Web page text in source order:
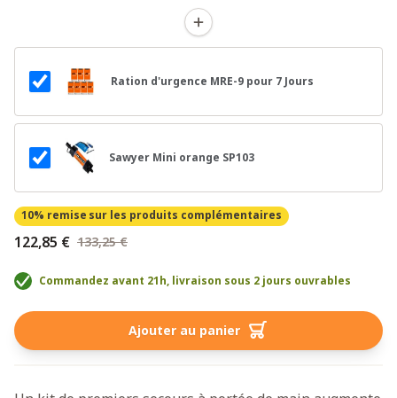
Waterproof
Ration d'urgence MRE-9 pour 7 Jours
Sawyer Mini orange SP103
10% remise sur les produits complémentaires
122,85 € 133,25 €
Commandez avant 21h, livraison sous 2 jours ouvrables
Ajouter au panier